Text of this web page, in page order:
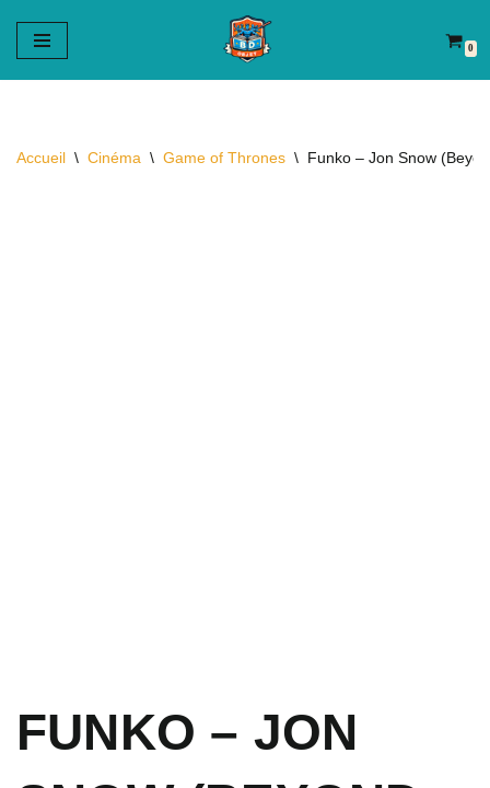
Aller
au
0
Accueil \ Cinéma \ Game of Thrones \ Funko – Jon Snow
FUNKO – JON